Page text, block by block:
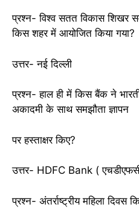
प्रश्न- विश्व सतत विकास शिखर
किस शहर में आयोजित किया गया?
उत्तर- नई दिल्ली
प्रश्न- हाल ही में किस बैंक ने
अकादमी के साथ समझौता ज्ञापन
पर हस्ताक्षर किए?
उत्तर- HDFC Bank (
प्रश्न- अंतर्राष्ट्रीय महिला दिवस